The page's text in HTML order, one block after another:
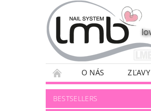
O NÁS ZĽAVY
BESTSELLERS